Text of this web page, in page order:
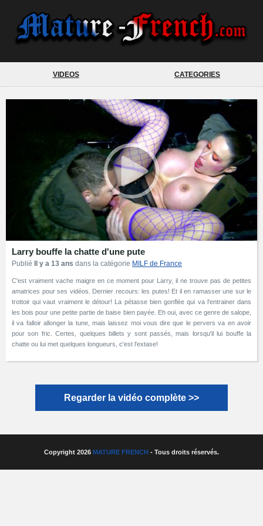
VIDEOS CATEGORIES
Larry bouffe la chatte d'une pute
Publié Il y a 13 ans dans la catégorie MILF de France
C'est vraiment vache maigre en ce moment pour Larry, il ne trouve pas de petites
amatrices pour ses vidéos. Dernier recours: les putes! Et il en ramasser une sur le
trottoir qui vaut vraiment le détour! La pétasse bien gonflée qui va l'entrainer dans
les bois pour une petite partie de baise bien payée. Eh oui, avec ce genre de salope,
il va falloir allonger la tune, mais laissez moi vous dire que le pervers va en avoir
pour son fric. Certes, quelques billets y sont passés, mais lorsqu'il lui bouffe la
chatte ou lui met quelques longueurs, c'est l'extase!
Regarder la vidéo complète >>
Copyright 2026 MATURE FRENCH - Tous droits réservés.